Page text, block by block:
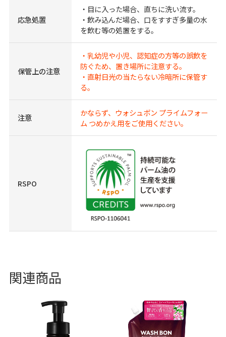
応急処置
・目に入った場合、直ちに洗い流す。
・飲み込んだ場合、口をすすぎ多量の水
を飲む等の処置をする。
保管上の注意
・乳幼児や小児、認知症の方等の誤飲を
防ぐため、置き場所に注意する。
・直射日光の当たらない冷暗所に保管す
る。
注意
かならず、ウォシュボン プライムフォー
ム つめかえ用をご使用ください。
RSPO
関連商品